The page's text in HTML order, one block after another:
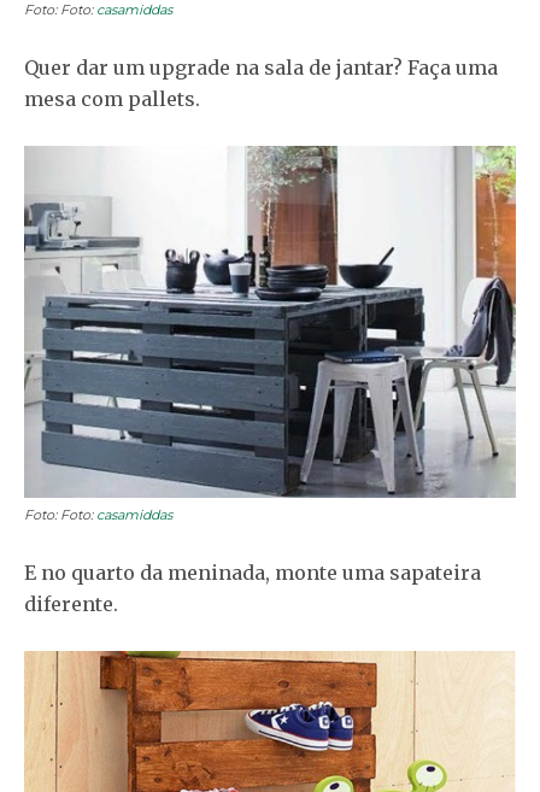
Foto: Foto: casamiddas
Quer dar um upgrade na sala de jantar? Faça uma
mesa com pallets.
Foto: Foto: casamiddas
E no quarto da meninada, monte uma sapateira
diferente.